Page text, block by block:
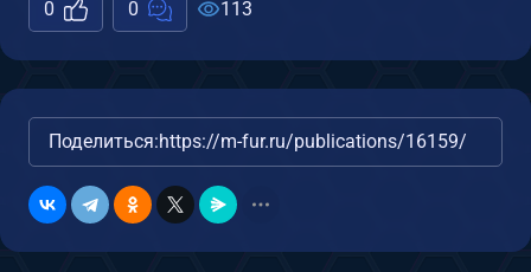
0 0 113
Поделиться:https://m-fur.ru/publications/16159/